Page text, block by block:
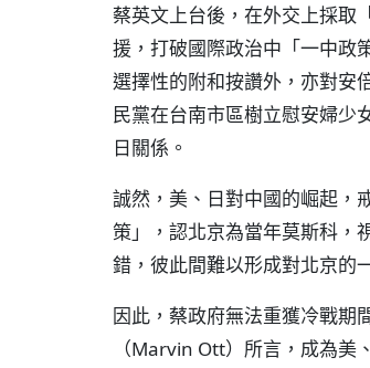
蔡英文上台後，在外交上採取
援，打破國際政治中「一中政
選擇性的附和按讚外，亦對安
民黨在台南市區樹立慰安婦少
日關係。
誠然，美、日對中國的崛起，
策」，認北京為當年莫斯科，
錯，彼此間難以形成對北京的
因此，蔡政府無法重獲冷戰期
（Marvin Ott）所言，成為美